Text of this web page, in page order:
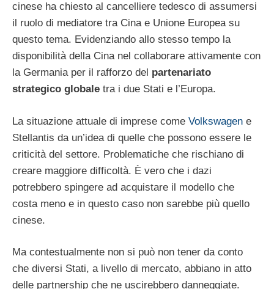
cinese ha chiesto al cancelliere tedesco di assumersi
il ruolo di mediatore tra Cina e Unione Europea su
questo tema. Evidenziando allo stesso tempo la
disponibilità della Cina nel collaborare attivamente con
la Germania per il rafforzo del partenariato
strategico globale tra i due Stati e l’Europa.
La situazione attuale di imprese come Volkswagen e
Stellantis da un’idea di quelle che possono essere le
criticità del settore. Problematiche che rischiano di
creare maggiore difficoltà. È vero che i dazi
potrebbero spingere ad acquistare il modello che
costa meno e in questo caso non sarebbe più quello
cinese.
Ma contestualmente non si può non tener da conto
che diversi Stati, a livello di mercato, abbiano in atto
delle partnership che ne uscirebbero danneggiate.